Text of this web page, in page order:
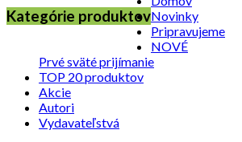
Kategórie produktovNovinky
Pripravujeme
NOVÉ
Prvé sväté prijímanie
TOP 20 produktov
Akcie
Autori
Vydavateľstvá